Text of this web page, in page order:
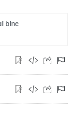
bine